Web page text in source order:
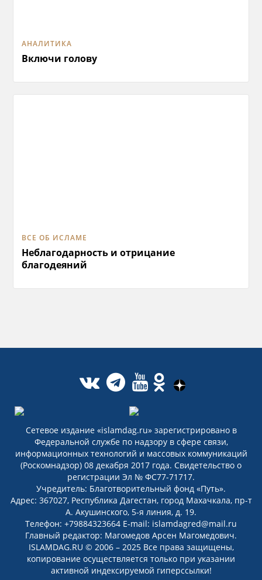
АНАЛИТИКА
Включи голову
ВСЕ ОБ ИСЛАМЕ
Неблагодарность и отрицание
благодеяний
Сетевое издание «islamdag.ru» зарегистрировано в
Федеральной службе по надзору в сфере связи,
информационных технологий и массовых коммуникаций
(Роскомнадзор) 08 декабря 2017 года. Свидетельство о
регистрации Эл № ФС77-71717.
Учредитель: Благотворительный фонд «Путь».
Адрес: 367027, Республика Дагестан, город Махачкала, пр-т
А. Акушинского, 5-я линия, д. 19.
Телефон: +79884323664 E-mail: islamdagred@mail.ru
Главный редактор: Магомедов Арсен Магомедович.
ISLAMDAG.RU © 2006 – 2025 Все права защищены,
копирование осуществляется только при указании
активной индексируемой гиперссылки!